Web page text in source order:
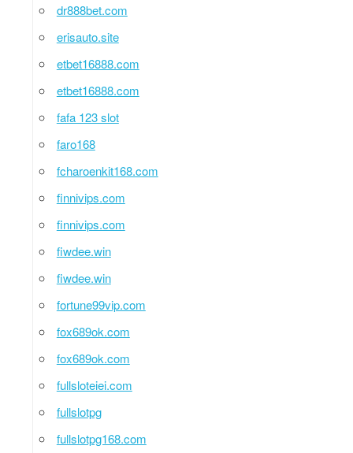
dr888bet.com
erisauto.site
etbet16888.com
etbet16888.com
fafa 123 slot
faro168
fcharoenkit168.com
finnivips.com
finnivips.com
fiwdee.win
fiwdee.win
fortune99vip.com
fox689ok.com
fox689ok.com
fullsloteiei.com
fullslotpg
fullslotpg168.com